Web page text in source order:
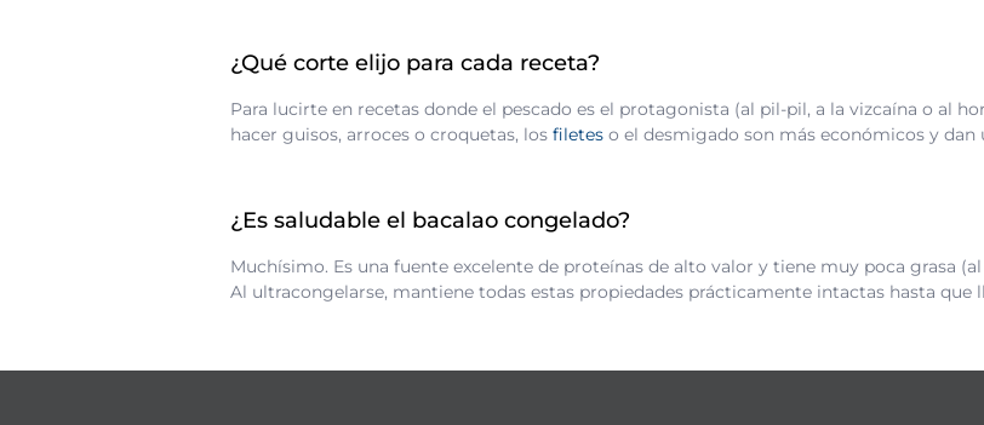
¿Qué corte elijo para cada receta?
Para lucirte en recetas donde el pescado es el protagonista (al pil-pil, a la vizcaína o al
hacer guisos, arroces o croquetas, los filetes o el desmigado son más económicos y
¿Es saludable el bacalao congelado?
Muchísimo. Es una fuente excelente de proteínas de alto valor y tiene muy poca grasa
Al ultracongelarse, mantiene todas estas propiedades prácticamente intactas hasta que